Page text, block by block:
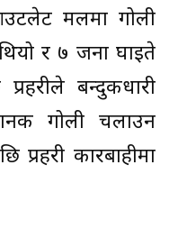
मलमा गोली
र ७ जना घाइते
बन्दुकधारी
गोली चलाउन
कारबाहीमा